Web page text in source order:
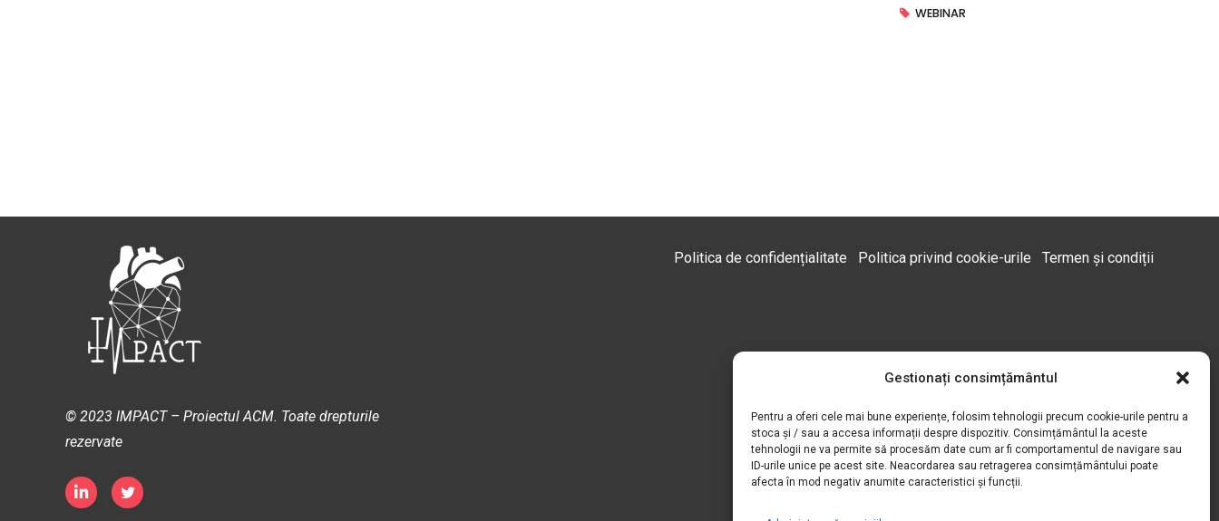
Gestionați consimțământul
Pentru a oferi cele mai bune experiențe, folosim tehnologii precum cookie-urile pentru a
stoca și / sau a accesa informații despre dispozitiv. Consimțământul la aceste
tehnologii ne va permite să procesăm date cum ar fi comportamentul de navigare sau
ID-urile unice pe acest site. Neacordarea sau retragerea consimțământului poate
afecta în mod negativ anumite caracteristici și funcții.
WEBINAR
© 2023 IMPACT – Proiectul ACM. Toate drepturile
rezervate
Politica de confidențialitate Politica privind cookie-urile Termen și condiții